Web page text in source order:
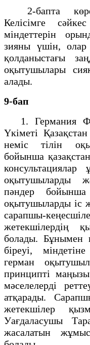
2-бапта
Келісімге
міндеттерін
зияны үшін, олар
қолданыстағы
оқытушылары
алады.
9-бап
1. Германия
Үкіметі
неміс тілін
бойынша
оқытушыларды
пәндер бойынша
оқытушыларды іс
сарапшы-
жетекшілердің
болады. Бұнымен
біреуі,
герман
принципті
мәселелерді
атқарады.
жетекшілер
Уағдаласушы
жасалатын